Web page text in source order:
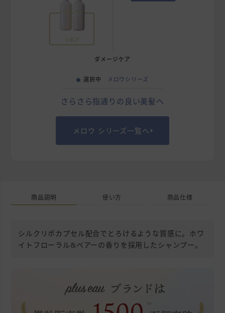
ダメージケア
リポア
選択中 メロウシリーズ
さらさら指通りの良い美髪へ
メロウ シリーズ一覧へ
商品説明 使い方 商品仕様
シルクリポカプセル配合でとろけるような質感に。ホワ
イトフローラル&ペアーの香りを採用したシャンプー。